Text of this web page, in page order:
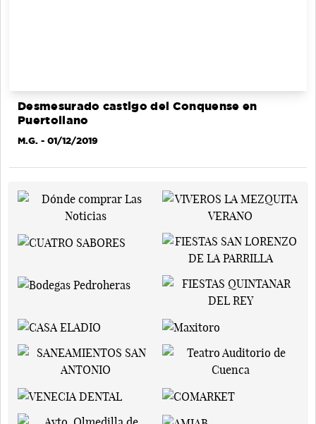
Desmesurado castigo del Conquense en
Puertollano
M.G. - 01/12/2019